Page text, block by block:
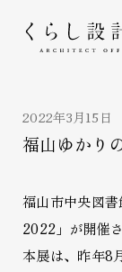
2022年3月15日
福山ゆかり
福山市中央図
2022」が開催
本展は、昨年8